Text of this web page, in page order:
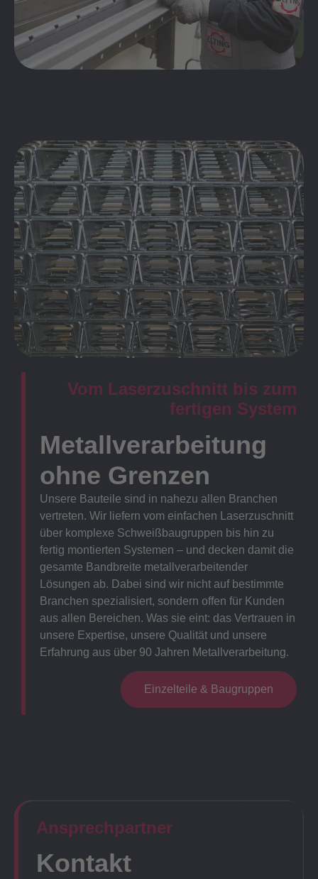
Vom Laserzuschnitt bis zum
fertigen System
Metallverarbeitung
ohne Grenzen
Unsere Bauteile sind in nahezu allen Branchen
vertreten. Wir liefern vom einfachen Laserzuschnitt
über komplexe Schweißbaugruppen bis hin zu
fertig montierten Systemen – und decken damit die
gesamte Bandbreite metallverarbeitender
Lösungen ab. Dabei sind wir nicht auf bestimmte
Branchen spezialisiert, sondern offen für Kunden
aus allen Bereichen. Was sie eint: das Vertrauen in
unsere Expertise, unsere Qualität und unsere
Erfahrung aus über 90 Jahren Metallverarbeitung.
Einzelteile & Baugruppen
Ansprechpartner​
Kontakt